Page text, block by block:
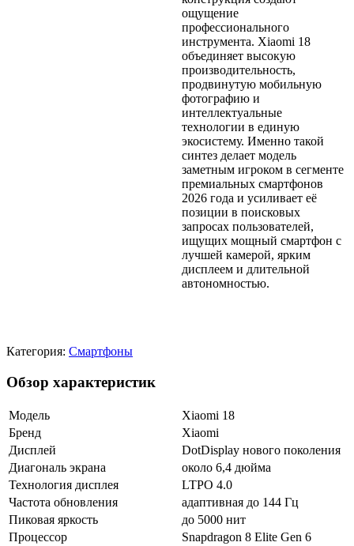
ощущение
профессионального
инструмента. Xiaomi 18
объединяет высокую
производительность,
продвинутую мобильную
фотографию и
интеллектуальные
технологии в единую
экосистему. Именно такой
синтез делает модель
заметным игроком в сегменте
премиальных смартфонов
2026 года и усиливает её
позиции в поисковых
запросах пользователей,
ищущих мощный смартфон с
лучшей камерой, ярким
дисплеем и длительной
автономностью.
Категория: Смартфоны
Обзор характеристик
Модель
Xiaomi 18
Бренд
Xiaomi
Дисплей
DotDisplay нового поколения
Диагональ экрана
около 6,4 дюйма
Технология дисплея
LTPO 4.0
Частота обновления
адаптивная до 144 Гц
Пиковая яркость
до 5000 нит
Процессор
Snapdragon 8 Elite Gen 6